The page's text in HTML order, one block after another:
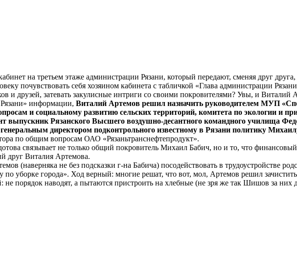
на третьем этаже администрации Рязани, который передают, сменяя друг
почувствовать себя хозяином кабинета с табличкой «Глава администрации
и друзей, затевать закулисные интриги со своими покровителями? Увы, и Виталий
информации, Виталий Артемов решил назначить руководителем МУП
и социальному развитию сельских территорий, комитета по экологии и
выпускник Рязанского Высшего воздушно-десантного командного училища
директором подконтрольного известному в Рязани политику
по общим вопросам ОАО «Рязаньтранснефтепродукт».
связывает не только общий покровитель Михаил Бабич, но и то, что
друг Виталия Артемова.
(наверняка не без подсказки г-на Бабича) посодействовать в трудоустройстве
уборке города». Ход верный: многие решат, что вот, мол, Артемов решил
не порядок наводят, а пытаются пристроить на хлебные (не зря же так Шишов за